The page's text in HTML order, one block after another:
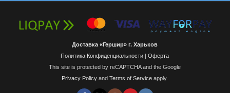
Доставка «Гершир» г. Харьков
Политика Конфиденциальности |Оферта
This site is protected by reCAPTCHA and the Google
Privacy Policy andTerms of Service apply.